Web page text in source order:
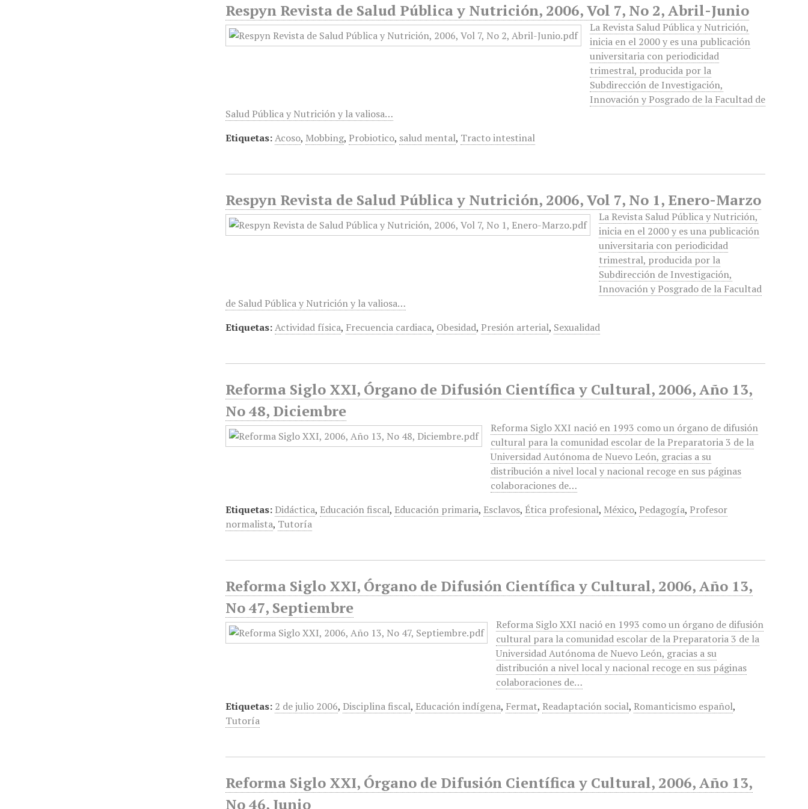
Respyn Revista de Salud Pública y Nutrición, 2006, Vol 7, No 2, Abril-Junio
La Revista Salud Pública y Nutrición,
inicia en el 2000 y es una publicación
universitaria con periodicidad
trimestral, producida por la
Subdirección de Investigación,
Innovación y Posgrado de la Facultad de
Salud Pública y Nutrición y la valiosa…
Etiquetas:Acoso, Mobbing, Probiotico, salud mental, Tracto intestinal
Respyn Revista de Salud Pública y Nutrición, 2006, Vol 7, No 1, Enero-Marzo
La Revista Salud Pública y Nutrición,
inicia en el 2000 y es una publicación
universitaria con periodicidad
trimestral, producida por la
Subdirección de Investigación,
Innovación y Posgrado de la Facultad
de Salud Pública y Nutrición y la valiosa…
Etiquetas:Actividad física, Frecuencia cardiaca, Obesidad, Presión arterial, Sexualidad
Reforma Siglo XXI, Órgano de Difusión Científica y Cultural, 2006, Año 13,
No 48, Diciembre
Reforma Siglo XXI nació en 1993 como un órgano de difusión
cultural para la comunidad escolar de la Preparatoria 3 de la
Universidad Autónoma de Nuevo León, gracias a su
distribución a nivel local y nacional recoge en sus páginas
colaboraciones de…
Etiquetas: Didáctica, Educación fiscal, Educación primaria, Esclavos, Ética profesional, México, Pedagogía, Profesor
normalista, Tutoría
Reforma Siglo XXI, Órgano de Difusión Científica y Cultural, 2006, Año 13,
No 47, Septiembre
Reforma Siglo XXI nació en 1993 como un órgano de difusión
cultural para la comunidad escolar de la Preparatoria 3 de la
Universidad Autónoma de Nuevo León, gracias a su
distribución a nivel local y nacional recoge en sus páginas
colaboraciones de…
Etiquetas: 2 de julio 2006, Disciplina fiscal, Educación indígena, Fermat, Readaptación social, Romanticismo español,
Tutoría
Reforma Siglo XXI, Órgano de Difusión Científica y Cultural, 2006, Año 13,
No 46, Junio